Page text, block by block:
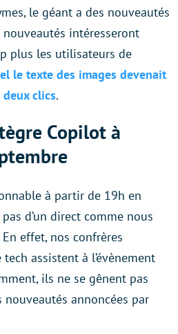
le géant a des nouveautés
nouveautés intéresseront
plus les utilisateurs de
le texte des images devenait
clics.
Copilot à
à partir de 19h en
d’un direct comme nous
effet, nos confrères
assistent à l’évènement
ils ne se gênent pas
annoncées par